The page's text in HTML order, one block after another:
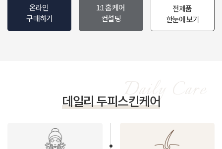
온라인
구매하기
1:1 홈케어
컨설팅
전제품
한눈에 보기
데일리 두피스킨케어